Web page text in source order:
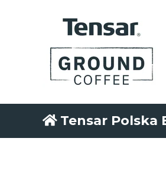
Tensar Polska